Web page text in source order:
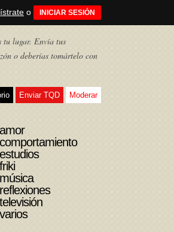
o INICIAR SESIÓN
tu lugar. Envía tus
o deberías tomártelo con
Enviar TQD Moderar
amor
comportamiento
estudios
friki
música
reflexiones
televisión
varios